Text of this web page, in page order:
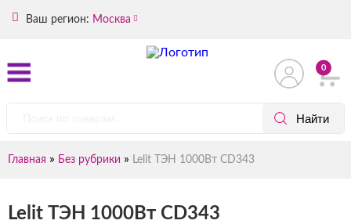
Ваш регион: Москва
0
Главная » Без рубрики » Lelit ТЭН 1000Вт CD343
Lelit ТЭН 1000Вт CD343